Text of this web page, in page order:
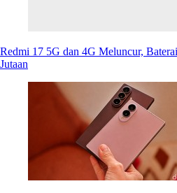
Redmi 17 5G dan 4G Meluncur,
Jutaan